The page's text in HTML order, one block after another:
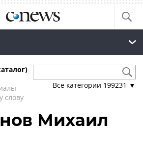
слову
Все категории 199231 ▼
Михаил